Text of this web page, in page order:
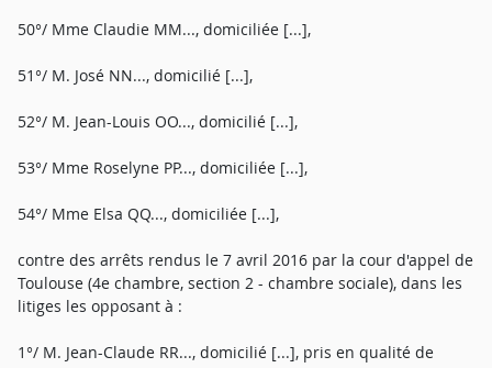
50°/ Mme Claudie MM..., domiciliée [...],
51°/ M. José NN..., domicilié [...],
52°/ M. Jean-Louis OO..., domicilié [...],
53°/ Mme Roselyne PP..., domiciliée [...],
54°/ Mme Elsa QQ..., domiciliée [...],
contre des arrêts rendus le 7 avril 2016 par la cour d'appel de
Toulouse (4e chambre, section 2 - chambre sociale), dans les
litiges les opposant à :
1°/ M. Jean-Claude RR..., domicilié [...], pris en qualité de